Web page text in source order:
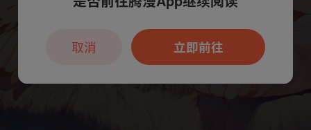
本章节仅支持App阅读，可打开App新用
户7天免费看立即前往
取消